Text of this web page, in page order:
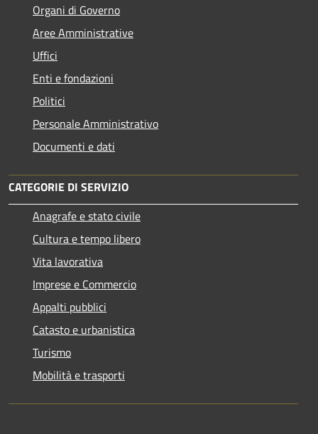
Organi di Governo
Aree Amministrative
Uffici
Enti e fondazioni
Politici
Personale Amministrativo
Documenti e dati
CATEGORIE DI SERVIZIO
Anagrafe e stato civile
Cultura e tempo libero
Vita lavorativa
Imprese e Commercio
Appalti pubblici
Catasto e urbanistica
Turismo
Mobilità e trasporti